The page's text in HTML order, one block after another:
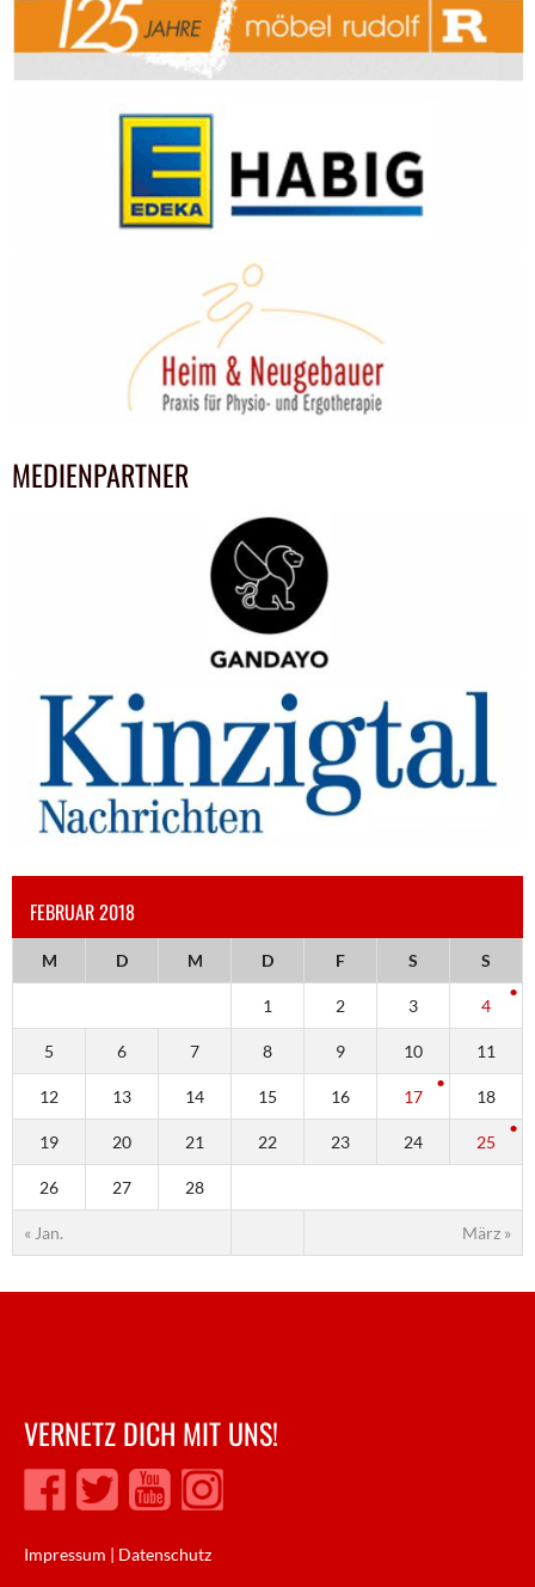
MEDIENPARTNER
FEBRUAR 2018
M D M D F S S
« Jan. März »
1 2 3 4
5 6 7 8 9 10 11
12 13 14 15 16 17 18
19 20 21 22 23 24 25
26 27 28
VERNETZ DICH MIT UNS!
Impressum | Datenschutz